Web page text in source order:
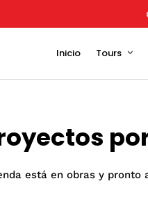
Inicio Tours
está en obras y pronto